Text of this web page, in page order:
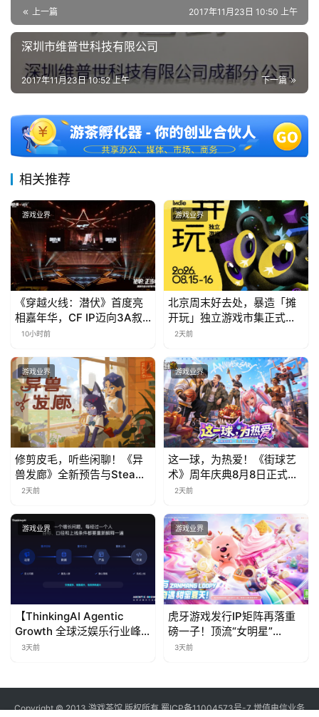
上
海
站
中
文
(
中
)
上一篇 2017年11月23日 10:50 上午
深圳市维普世科技有限公司
下一篇
2017年11月23日 10:52 上午
相关推荐
游戏业界
《穿越火线：潜伏》首度亮
相嘉年华，CF IP迈向3A叙
事新高度
10小时前
游戏业界
北京周末好去处，暴造「摊
开玩」独立游戏市集正式开
票！
2天前
游戏业界
修剪皮毛，听些闲聊！《异
兽发廊》全新预告与Steam
免费试玩公开
2天前
游戏业界
这一球，为热爱！《街球艺
术》周年庆典8月8日正式上
线，多重福利与全新内容同
2天前
游戏业界
【ThinkingAI Agentic
Growth 全球泛娱乐行业峰
会】Agent 时代，人到底负
3天前
游戏业界
虎牙游戏发行IP矩阵再落重
磅一子！顶流“女明星”
ZANMANG LOOPY 正版3D
3天前
Copyright © 2013 游戏茶馆 版权所有蜀ICP备11004573号-7增值电信业务